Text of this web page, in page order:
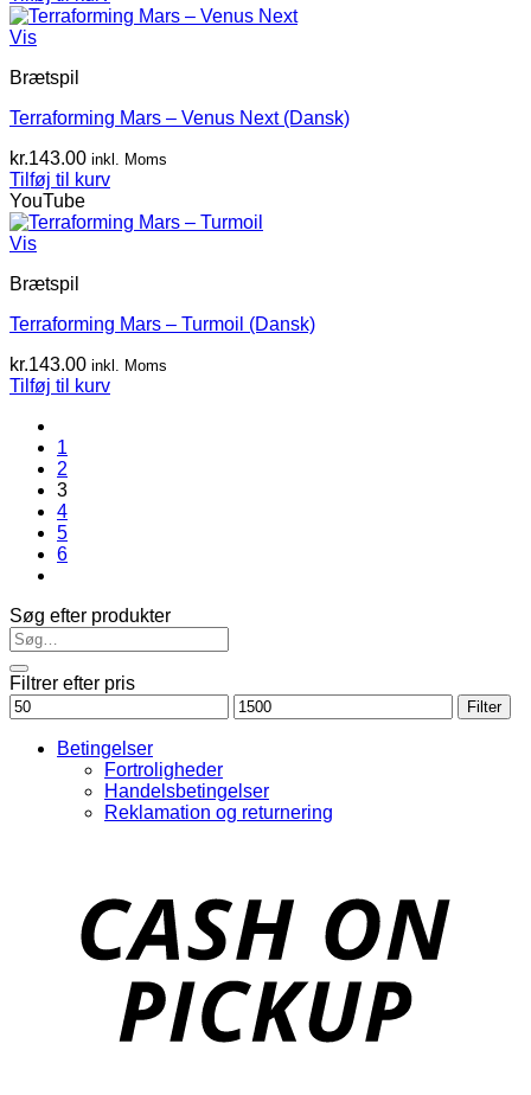
Vis
Brætspil
Terraforming Mars – Venus Next (Dansk)
kr.143.00 inkl. Moms
Tilføj til kurv
YouTube
Vis
Brætspil
Terraforming Mars – Turmoil (Dansk)
kr.143.00 inkl. Moms
Tilføj til kurv
1
2
3
4
5
6
Søg efter produkter
Filtrer efter pris
Mindste
pris
Højeste
pris
Filter
Betingelser
Fortroligheder
Handelsbetingelser
Reklamation og returnering